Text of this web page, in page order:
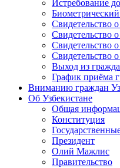
Истребование
Свидетельство
Свидетельство
Свидетельство
Свидетельство
Выход из
График приёма
Вниманию граждан
Об Узбекистане
Общая
Конституция
Президент
Олий Мажлис
Правительство